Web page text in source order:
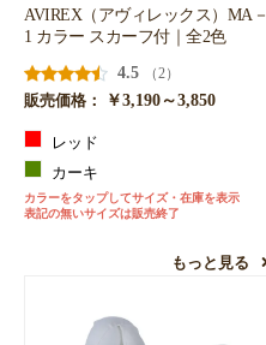
AVIREX（アヴィレックス）MA－
1 カラー スカーフ付｜全2色
4.5
（2）
販売価格：
￥3,190～3,850
レッド
カーキ
カラーをタップしてサイズ・在庫を表示
表記の無いサイズは販売終了
もっと見る